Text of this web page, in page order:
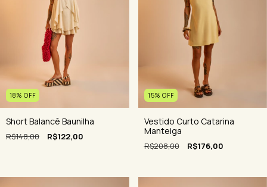
18% OFF
Short Balancê Baunilha
R$148,00 R$122,00
15% OFF
Vestido Curto Catarina
Manteiga
R$208,00 R$176,00